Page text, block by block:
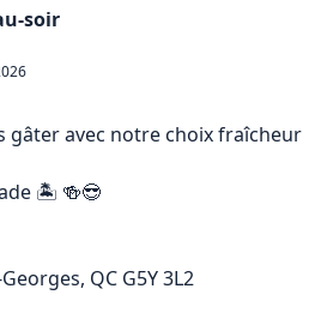
soir
gâter avec notre choix fraîcheur
🏝️ 🍻😎
QC G5Y 3L2